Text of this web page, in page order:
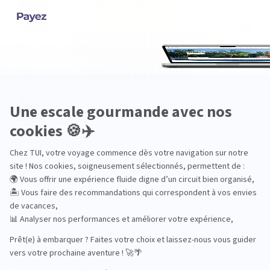
Pourquoi choisir TUI ?
TUI, acteur du
tourisme durable
Des hôtels choisis
avec soin